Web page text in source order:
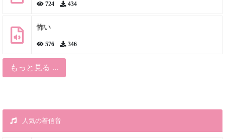
724 434
怖い
576 346
もっと見る ...
人気の着信音